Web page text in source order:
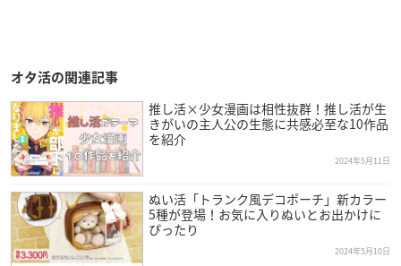
オタ活の関連記事
推し活×少女漫画は相性抜群！推し活が生
きがいの主人公の生態に共感必至な10作品
を紹介
2024年5月11日
ぬい活「トランク風デコポーチ」新カラー
5種が登場！お気に入りぬいとお出かけに
ぴったり
2024年5月10日